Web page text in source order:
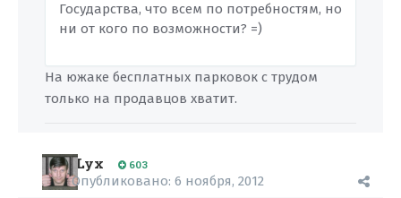
Государства, что всем по потребностям, но
ни от кого по возможности? =)
На южаке бесплатных парковок с трудом
только на продавцов хватит.
Lyx 603
Опубликовано: 6 ноября, 2012